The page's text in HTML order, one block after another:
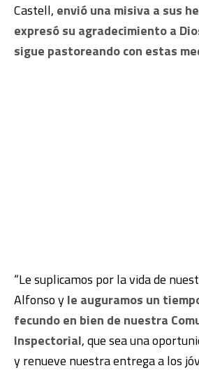
Castell, envió una misiva a sus
expresó su agradecimiento a
sigue pastoreando con estas
“Le suplicamos por la vida de
Alfonso yle auguramos un
fecundo en bien de nuestra
Inspectorial, que sea una
y renueve nuestra entrega a los